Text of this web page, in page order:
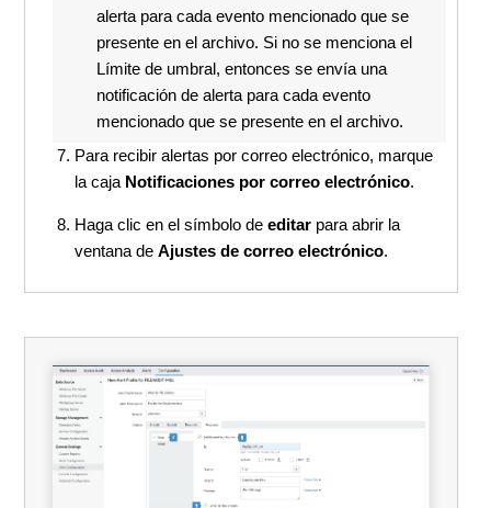
alerta para cada evento mencionado que se
presente en el archivo. Si no se menciona el
Límite de umbral, entonces se envía una
notificación de alerta para cada evento
mencionado que se presente en el archivo.
Para recibir alertas por correo electrónico, marque
la caja Notificaciones por correo electrónico.
Haga clic en el símbolo de editarpara abrir la
ventana de Ajustes de correo electrónico.